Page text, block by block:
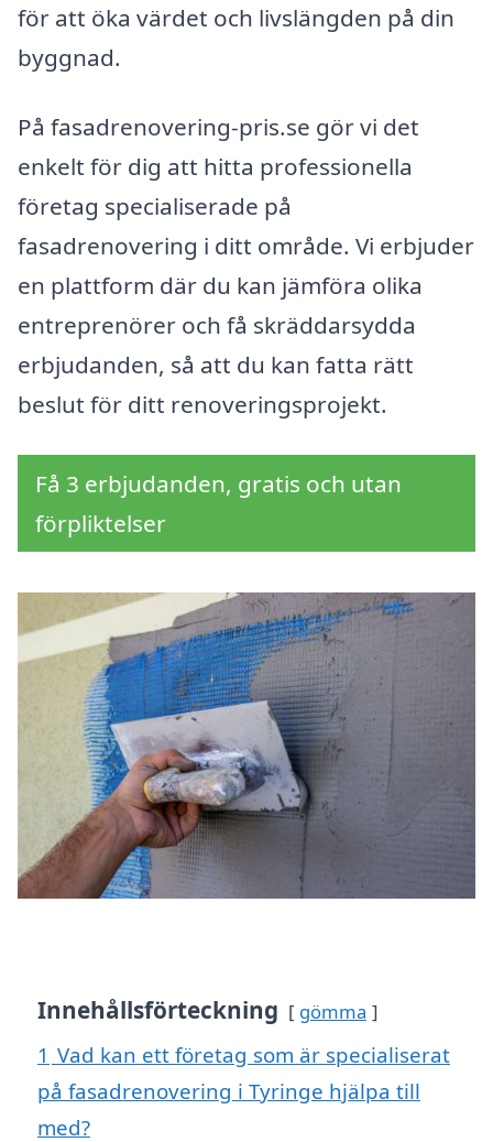
för att öka värdet och livslängden på din
byggnad.
På fasadrenovering-pris.se gör vi det
enkelt för dig att hitta professionella
företag specialiserade på
fasadrenovering i ditt område. Vi erbjuder
en plattform där du kan jämföra olika
entreprenörer och få skräddarsydda
erbjudanden, så att du kan fatta rätt
beslut för ditt renoveringsprojekt.
Få 3 erbjudanden, gratis och utan
förpliktelser
Innehållsförteckning gömma
1 Vad kan ett företag som är specialiserat
på fasadrenovering i Tyringe hjälpa till
med?